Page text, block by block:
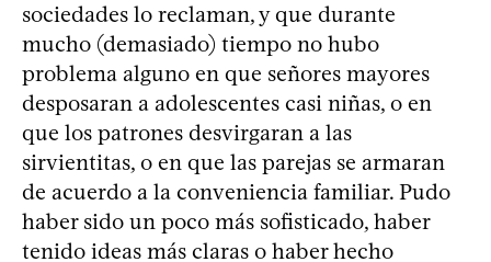
sociedades lo reclaman, y que durante
mucho (demasiado) tiempo no hubo
problema alguno en que señores mayores
desposaran a adolescentes casi niñas, o en
que los patrones desvirgaran a las
sirvientitas, o en que las parejas se armaran
de acuerdo a la conveniencia familiar. Pudo
haber sido un poco más sofisticado, haber
tenido ideas más claras o haber hecho